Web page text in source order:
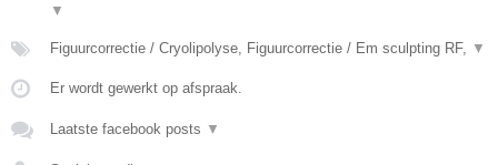
▼
Figuurcorrectie / Cryolipolyse, Figuurcorrectie / Em sculpting RF, ▼
Er wordt gewerkt op afspraak.
Laatste facebook posts ▼